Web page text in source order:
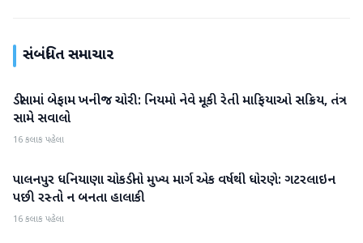
સંબંધિત સમાચાર
બનાસકાંઠા
ડીસામાં બેફામ ખનીજ ચોરી: નિયમો નેવે મૂકી રેતી માફિયાઓ સક્રિય, તંત્ર
સામે સવાલો
16 કલાક પહેલા
બનાસકાંઠા
પાલનપુર ધનિયાણા ચોકડીનો મુખ્ય માર્ગ એક વર્ષથી ધોરણે: ગટરલાઇન
પછી રસ્તો ન બનતા હાલાકી
16 કલાક પહેલા